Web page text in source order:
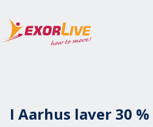
Kommune
Klinik
I Aarhus laver 30